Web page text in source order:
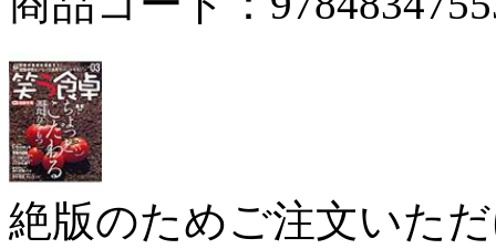
絶版のためご注文いた